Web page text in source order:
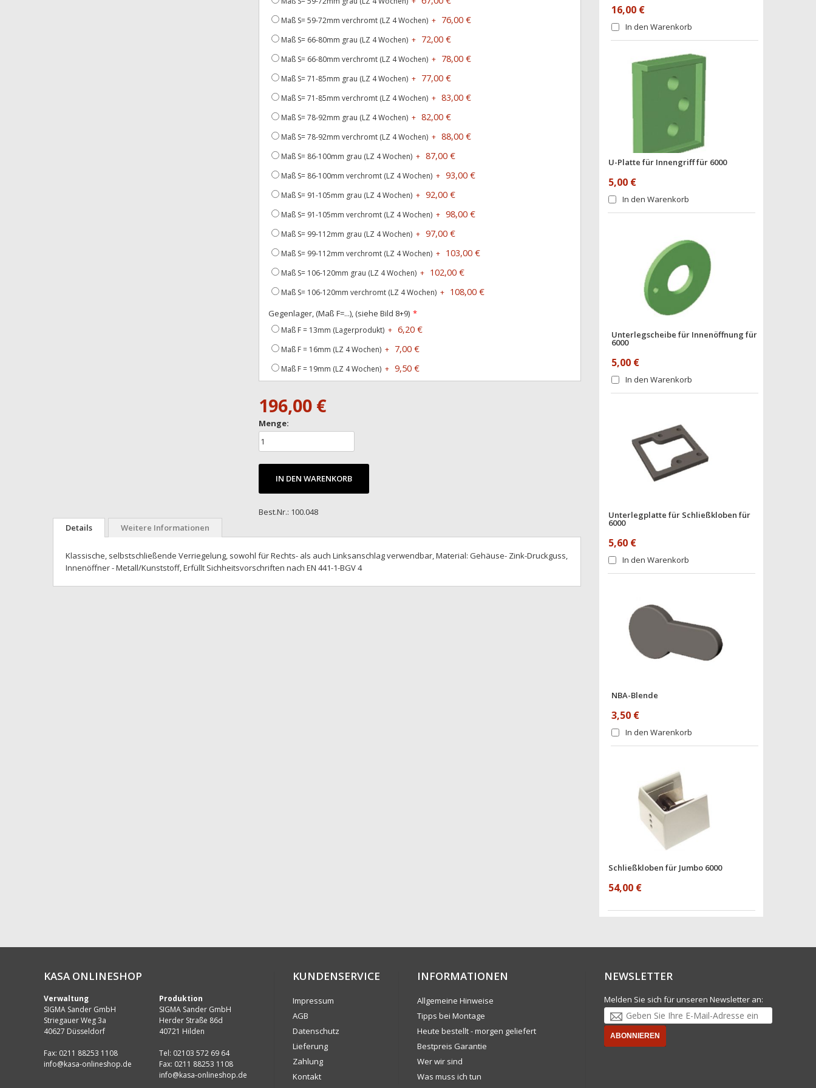
Maß S= 59-72mm verchromt (LZ 4 Wochen) + 76,00 €
Maß S= 66-80mm grau (LZ 4 Wochen) + 72,00 €
Maß S= 66-80mm verchromt (LZ 4 Wochen) + 78,00 €
Maß S= 71-85mm grau (LZ 4 Wochen) + 77,00 €
Maß S= 71-85mm verchromt (LZ 4 Wochen) + 83,00 €
Maß S= 78-92mm grau (LZ 4 Wochen) + 82,00 €
Maß S= 78-92mm verchromt (LZ 4 Wochen) + 88,00 €
Maß S= 86-100mm grau (LZ 4 Wochen) + 87,00 €
Maß S= 86-100mm verchromt (LZ 4 Wochen) + 93,00 €
Maß S= 91-105mm grau (LZ 4 Wochen) + 92,00 €
Maß S= 91-105mm verchromt (LZ 4 Wochen) + 98,00 €
Maß S= 99-112mm grau (LZ 4 Wochen) + 97,00 €
Maß S= 99-112mm verchromt (LZ 4 Wochen) + 103,00 €
Maß S= 106-120mm grau (LZ 4 Wochen) + 102,00 €
Maß S= 106-120mm verchromt (LZ 4 Wochen) + 108,00 €
Gegenlager, (Maß F=...), (siehe Bild 8+9)
Maß F = 13mm (Lagerprodukt) + 6,20 €
Maß F = 16mm (LZ 4 Wochen) + 7,00 €
Maß F = 19mm (LZ 4 Wochen) + 9,50 €
196,00 €
Menge:
IN DEN WARENKORB
Best.Nr.: 100.048
Details
Klassische, selbstschließende Verriegelung, sowohl für Rechts- als auch Linksanschlag verwendbar, Material: Gehäuse- Zink-Druckguss,
Innenöffner - Metall/Kunststoff, Erfüllt Sichheitsvorschriften nach EN 441-1-BGV 4
Weitere Informationen
16,00 €
In den Warenkorb
U-Platte für Innengriff für 6000
5,00 €
In den Warenkorb
Unterlegscheibe für Innenöffnung für
6000
5,00 €
In den Warenkorb
Unterlegplatte für Schließkloben für
6000
5,60 €
In den Warenkorb
NBA-Blende
3,50 €
In den Warenkorb
Schließkloben für Jumbo 6000
54,00 €
KASA ONLINESHOP
Verwaltung
SIGMA Sander GmbH
Striegauer Weg 3a
40627 Düsseldorf
Fax: 0211 88253 1108
info@kasa-onlineshop.de
Produktion
SIGMA Sander GmbH
Herder Straße 86d
40721 Hilden
Tel: 02103 572 69 64
Fax: 0211 88253 1108
info@kasa-onlineshop.de
KUNDENSERVICE
Impressum
AGB
Datenschutz
Lieferung
Zahlung
Kontakt
INFORMATIONEN
Allgemeine Hinweise
Tipps bei Montage
Heute bestellt - morgen geliefert
Bestpreis Garantie
Wer wir sind
Was muss ich tun
NEWSLETTER
Melden Sie sich für unseren Newsletter an:
ABONNIEREN